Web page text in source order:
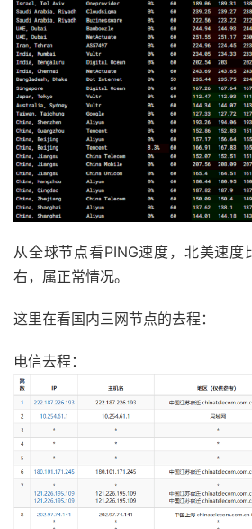
从全球节点看PING速度，北美速度
右，属正常情况。
这里在看国内三网节点的去程：
电信去程：